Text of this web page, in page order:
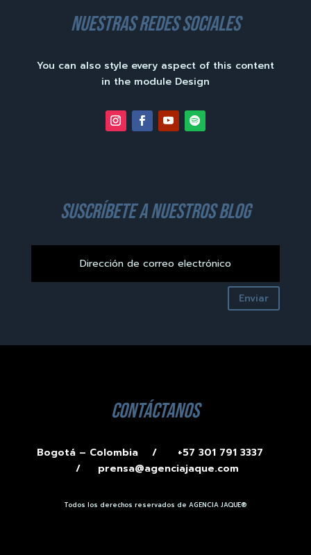
nuestras redes sociales
You can also style every aspect of this content
in the module Design
suscríbete a nuestros blog
Enviar
contáctanos
Bogotá – Colombia /
+57 301 791 3337
/ prensa@agenciajaque.com
Todos los derechos reservados de AGENCIA JAQUE®